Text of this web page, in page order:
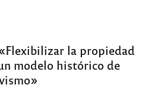
la propiedad
modelo histórico de